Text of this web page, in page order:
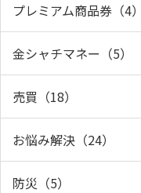
プレミアム商品券（4）
金シャチマネー（5）
売買（18）
お悩み解決（24）
防災（5）